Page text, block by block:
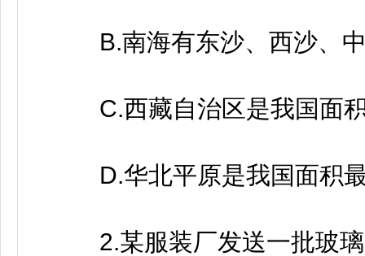
B.南海有东沙、西沙、中
C.西藏自治区是我国面积
D.华北平原是我国面积
2.某服装厂发送一批玻璃